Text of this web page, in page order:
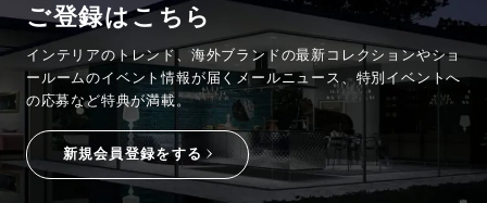
ご登録はこちら
インテリアのトレンド、海外ブランドの最新コレクションやショ
ールームのイベント情報が 届くメールニュース、特別イベントへ
の応募など特典が満載。
新規会員登録をする